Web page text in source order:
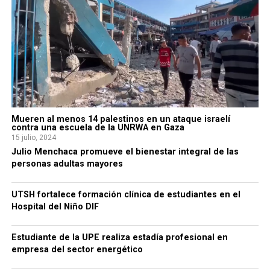
Mueren al menos 14 palestinos en un ataque israelí
contra una escuela de la UNRWA en Gaza
15 julio, 2024
Julio Menchaca promueve el bienestar integral de las
personas adultas mayores
UTSH fortalece formación clínica de estudiantes en el
Hospital del Niño DIF
Estudiante de la UPE realiza estadía profesional en
empresa del sector energético